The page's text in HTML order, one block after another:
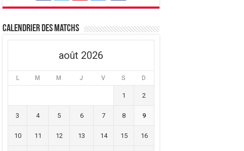
Calendrier des matchs
août 2026
L M M J V S D
1 2
3 4 5 6 7 8 9
10 11 12 13 14 15 16